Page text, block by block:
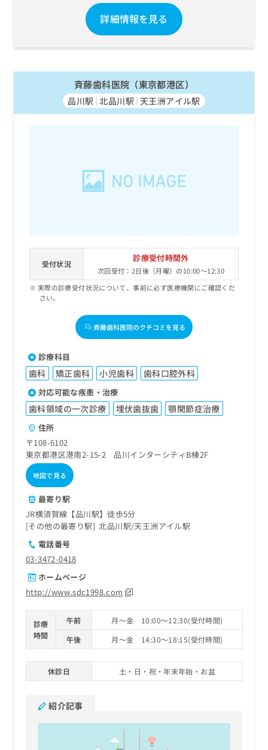
詳細情報を見る
斉藤歯科医院（東京都港区）
品川駅 北品川駅 天王洲アイル駅
受付状況
診療受付時間外
次回受付：2日後（月曜）の10:00～12:30
実際の診療受付状況について、事前に必ず医療機関にご確認くだ
さい。
斉藤歯科医院のクチコミを見る
診療科目
歯科 矯正歯科 小児歯科 歯科口腔外科
対応可能な疾患・治療
歯科領域の一次診療 埋伏歯抜歯 顎関節症治療
住所
〒108-6102
東京都港区港南2-15-2 品川インターシティB棟2F
地図で見る
最寄り駅
JR横須賀線【品川駅】徒歩5分
その他の最寄り駅
北品川駅 天王洲アイル駅
電話番号
03-3472-0418
ホームページ
http://www.sdc1998.com
診療
時間
午前
月～金 10:00～12:30(受付時間)
午後
月～金 14:30～18:15(受付時間)
休診日 土・日・祝・年末年始・お盆
紹介記事